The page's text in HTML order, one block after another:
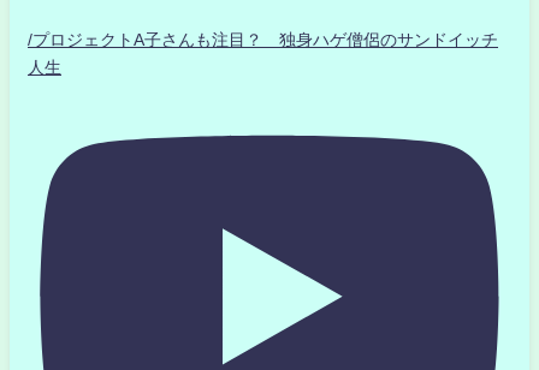
/プロジェクトA子さんも注目？ 独身ハゲ僧侶のサンドイッチ
人生